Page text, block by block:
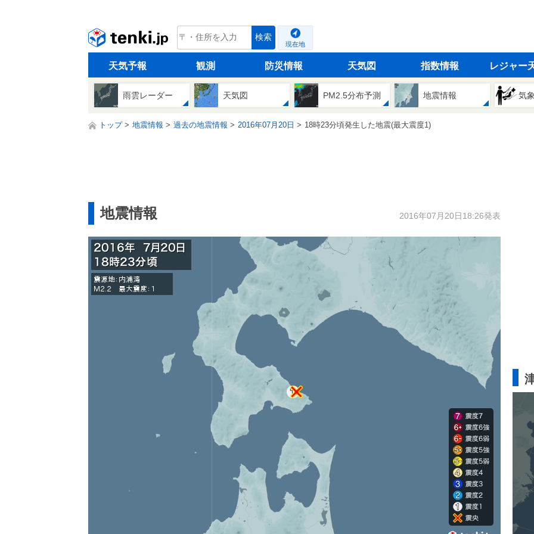
tenki.jp 検索
現在地
天気予報 観測 防災情報 天気図 指数情報 レジャー
雨雲レーダー 天気図 PM2.5分布予測 地震情報 気
トップ 地震情報 過去の地震情報 2016年07月20日 18時23分頃発生した地震(最大震度1)
地震情報 2016年07月20日18:26発表